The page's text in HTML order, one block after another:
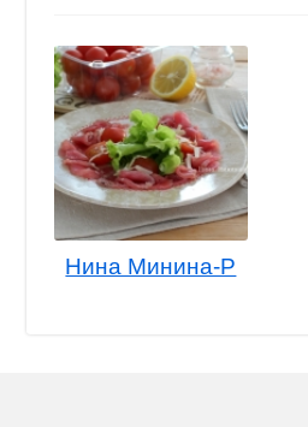
Нина Минина-Р